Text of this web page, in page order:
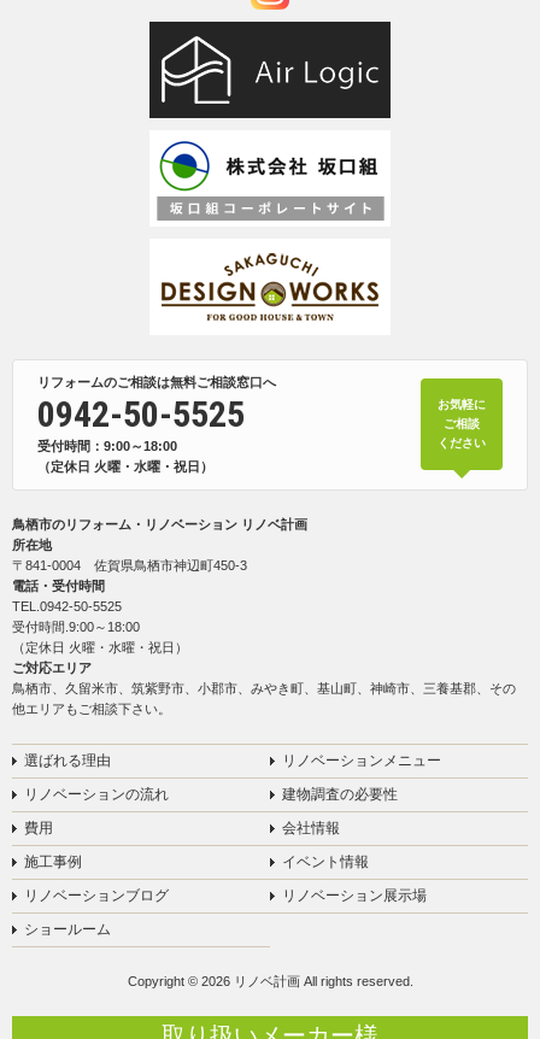
リフォームのご相談は無料ご相談窓口へ
0942-50-5525
受付時間：9:00～18:00
（定休日 火曜・水曜・祝日）
お気軽に
ご相談
ください
鳥栖市のリフォーム・リノベーション リノベ計画
所在地
〒841-0004 佐賀県鳥栖市神辺町450-3
電話・受付時間
TEL. 0942-50-5525
受付時間.9:00～18:00
（定休日 火曜・水曜・祝日）
ご対応エリア
鳥栖市、久留米市、筑紫野市、小郡市、みやき町、基山町、神崎市、三養基郡、その
他エリアもご相談下さい。
選ばれる理由
リノベーションメニュー
リノベーションの流れ
建物調査の必要性
費用
会社情報
施工事例
イベント情報
リノベーションブログ
リノベーション展示場
ショールーム
Copyright © 2026 リノベ計画 All rights reserved.